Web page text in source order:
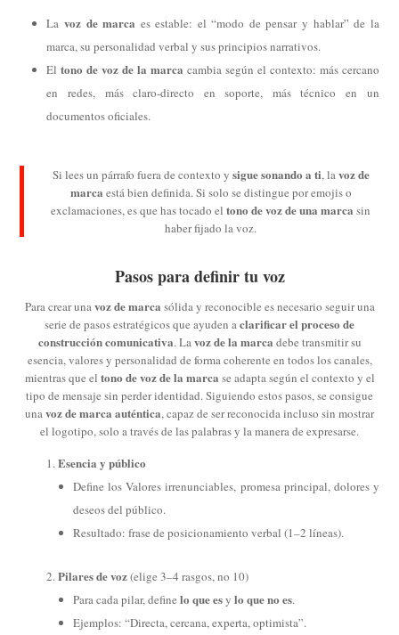
La voz de marca es estable: el “modo de pensar y hablar” de la
marca, su personalidad verbal y sus principios narrativos.
Eltono de voz de la marca cambia según el contexto: más cercano
en redes, más claro-directo en soporte, más técnico en un
documentos oficiales.
Si lees un párrafo fuera de contexto y sigue sonando a ti, la voz de
marca está bien definida. Si solo se distingue por emojis o
exclamaciones, es que has tocado el tono de voz de una marca sin
haber fijado la voz.
Pasos para definir tu voz
Para crear una voz de marca sólida y reconocible es necesario seguir una
serie de pasos estratégicos que ayuden a clarificar el proceso de
construcción comunicativa. La voz de la marca debe transmitir su
esencia, valores y personalidad de forma coherente en todos los canales,
mientras que el tono de voz de la marca se adapta según el contexto y el
tipo de mensaje sin perder identidad. Siguiendo estos pasos, se consigue
una voz de marca auténtica, capaz de ser reconocida incluso sin mostrar
el logotipo, solo a través de las palabras y la manera de expresarse.
Esencia y público
Define los Valores irrenunciables, promesa principal, dolores y
deseos del público.
Resultado: frase de posicionamiento verbal (1–2 líneas).
Pilares de voz(elige 3–4 rasgos, no 10)
Para cada pilar, definelo que esylo que no es.
Ejemplos: “Directa, cercana, experta, optimista”.